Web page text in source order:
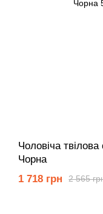
Чоловіча
Чорна
2 565
1 718 грн